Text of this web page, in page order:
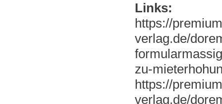
Links:
https://
verlag.de/
zu-
https://
verlag.de/